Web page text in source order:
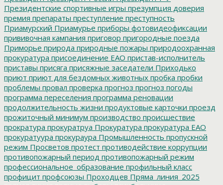
Президентские спортивные игры презумпция доверия
премия препараты преступление преступность
Приамурский Приамурье приборы фотовидеофиксации
прививочная кампания приговор пригородные поезда
Приморье природа природные пожары природоохранная
прокуратура присоединение ЕАО пристав-исполнитель
приставы присяга присяжные заседатели Приходько
приют приют для бездомных животных пробка пробки
проблемы провал проверка прогноз прогноз погоды
программа переселения программа реновации
продолжительность жизни продуктовые карточки проезд
прожиточный минимум производство происшествие
прократура прокуратруа Прокуратура прокуратура ЕАО
прокуратуура прокураура Промышленность пропускной
режим Просветов протест противодействие коррупции
противопожарный период противопожарный режим
профессиональное_образование профильный класс
профицит профсоюзы Проходцев Пряма_линия_2025